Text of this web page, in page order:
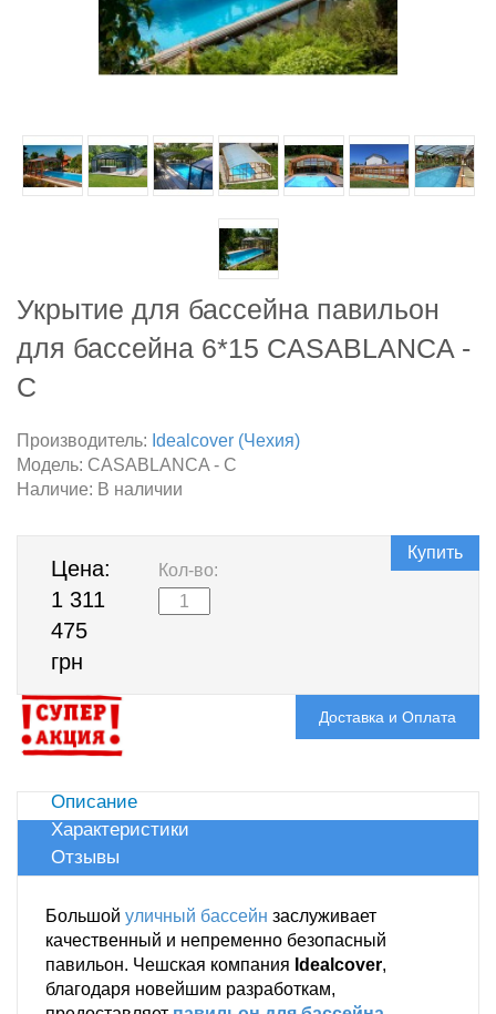
Укрытие для бассейна павильон
для бассейна 6*15 CASABLANCA -
C
Производитель: Idealcover (Чехия)
Модель: CASABLANCA - C
Наличие: В наличии
Цена:
1 311
475
грн
Кол-во:
Купить
Доставка и Оплата
Описание
Характеристики
Отзывы
Большой уличный бассейн заслуживает
качественный и непременно безопасный
павильон. Чешская компания Idealcover,
благодаря новейшим разработкам,